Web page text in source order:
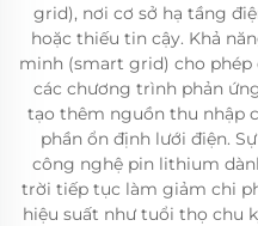
grid), nơi cơ sở hạ tầng
hoặc thiếu tin cậy. Khả
minh (smart grid) cho
các chương trình phản
tạo thêm nguồn thu nhập
phần ổn định lưới điện.
công nghệ pin lithium
trời tiếp tục làm giảm chi
hiệu suất như tuổi thọ chu